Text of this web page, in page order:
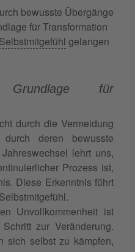
bewusste Übergänge
für Transformation
Selbstmitgefühl gelangen
für
durch die Vermeidung
deren bewusste
lehrt uns,
Prozess ist,
Diese Erkenntnis führt
Unvollkommenheit ist
zur Veränderung.
sich selbst zu kämpfen,